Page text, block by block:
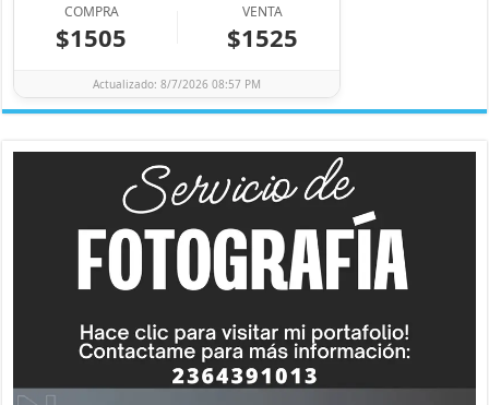
COMPRA
$1505
VENTA
$1525
Actualizado: 8/7/2026 08:57 PM